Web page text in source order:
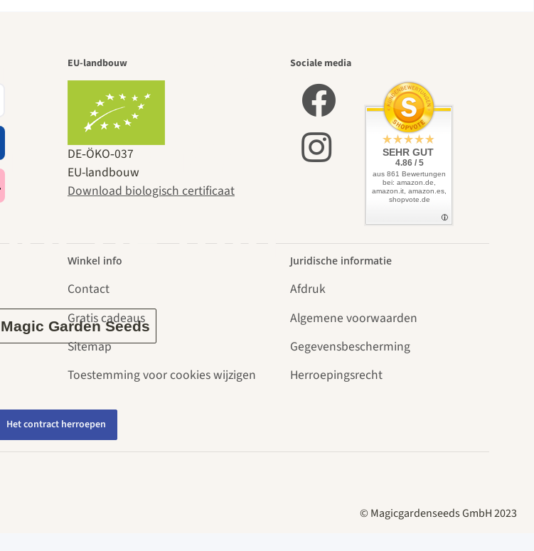
de mooiste
onszelf
de tuin.
Garden Seeds
EU-landbouw
DE‑ÖKO‑037
EU-landbouw
Download biologisch certificaat
Sociale media
SEHR GUT
4.86 / 5
aus 861 Bewertungen
bei: amazon.de,
amazon.it, amazon.es,
shopvote.de
Winkel info
Contact
Gratis cadeaus
Sitemap
Toestemming voor cookies wijzigen
Juridische informatie
Afdruk
Algemene voorwaarden
Gegevensbescherming
Herroepingsrecht
Het contract herroepen
© Magicgardenseeds GmbH 2023